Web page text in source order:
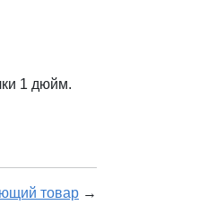
1 дюйм.
товар →